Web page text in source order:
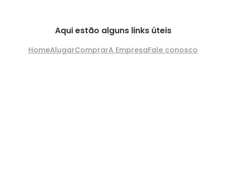
Aqui estão alguns links úteis
HomeAlugarComprarA EmpresaFale conosco